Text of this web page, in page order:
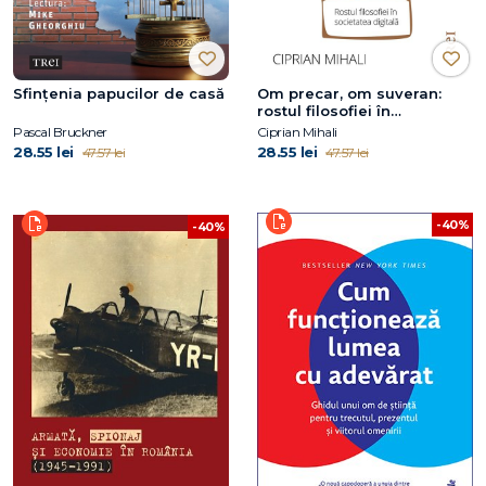
Sfințenia papucilor de casă
Pascal Bruckner
28.55 lei 47.57 lei
Om precar, om suveran:
rostul filosofiei în
societatea digitală
Ciprian Mihali
28.55 lei 47.57 lei
-40% -40%